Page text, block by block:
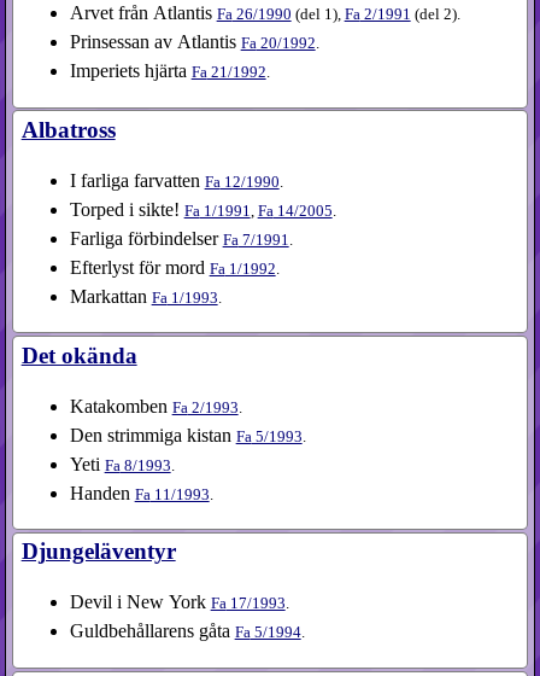
Arvet från Atlantis Fa26​/1990 (del 1), Fa2​/1991 (del 2).
Prinsessan av Atlantis Fa20​/1992.
Imperiets hjärta Fa21​/1992.
Albatross
I farliga farvatten Fa 12​/1990
Torped i sikte! Fa 1​/1991 Fa 14​/2005
Farliga förbindelser Fa 7​/1991
Efterlyst för mord Fa 1​/1992
Markattan Fa 1​/1993
Det okända
Katakomben Fa 2​/1993
Den strimmiga kistan Fa 5​/1993
Yeti Fa 8​/1993
Handen Fa 11​/1993
Djungeläventyr
Devil i New York Fa17​/1993.
Guldbehållarens gåta Fa5​/1994.